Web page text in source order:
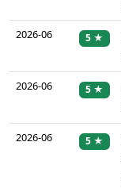
2026-06 5 ★
2026-06 5 ★
2026-06 5 ★